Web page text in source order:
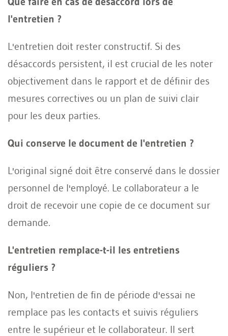
l'entretien ?
L'entretien doit rester constructif. Si des
désaccords persistent, il est crucial de les noter
objectivement dans le rapport et de définir des
mesures correctives ou un plan de suivi clair
pour les deux parties.
Qui conserve le document de l'entretien ?
L'original signé doit être conservé dans le dossier
personnel de l'employé. Le collaborateur a le
droit de recevoir une copie de ce document sur
demande.
L'entretien remplace-t-il les entretiens
réguliers ?
Non, l'entretien de fin de période d'essai ne
remplace pas les contacts et suivis réguliers
entre le supérieur et le collaborateur. Il sert